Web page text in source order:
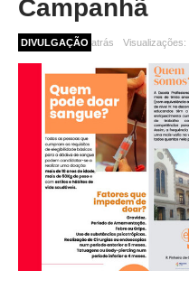
HISTÓRIA
MAPA
ROTEIRO TURÍSTICO
TRANSPORTES
CONTACTOS ÚTEIS
IMPRENSA
FOTOS
Campanhã
DIVULGAÇÃO
2 anos 6 meses atrás Visualizações: